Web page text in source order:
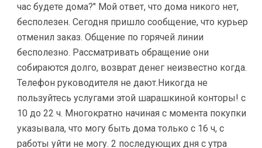
час будете дома?" Мой ответ, что дома никого нет,
бесполезен. Сегодня пришло сообщение, что курьер
отменил заказ. Общение по горячей линии
бесполезно. Рассматривать обращение они
собираются долго, возврат денег неизвестно когда.
Телефон руководителя не дают.Никогда не
пользуйтесь услугами этой шарашкиной конторы! с
10 до 22 ч. Многократно начиная с момента покупки
указывала, что могу быть дома только с 16 ч, с
работы уйти не могу. 2 последующих дня с утра